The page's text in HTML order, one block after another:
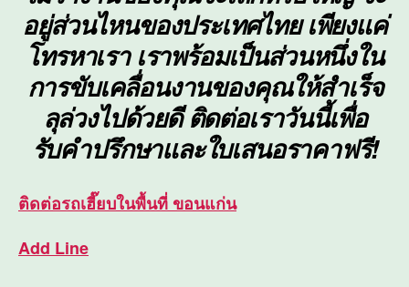
อยู่ส่วนไหนของประเทศไทย เพียงแค่
โทรหาเรา เราพร้อมเป็นส่วนหนึ่งใน
การขับเคลื่อนงานของคุณให้สำเร็จ
ลุล่วงไปด้วยดี ติดต่อเราวันนี้เพื่อ
รับคำปรึกษาและใบเสนอราคาฟรี!
ติดต่อรถเฮี๊ยบในพื้นที่ ขอนแก่น
Add Line